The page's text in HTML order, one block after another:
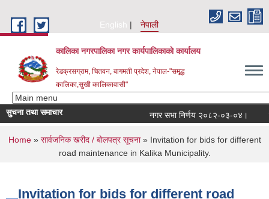
English
नेपाली
कालिका नगरपालिका नगर कार्यपालिकाकाे कार्यालय
रेडक्रसग्राम, चितवन, बागमती प्रदेश, नेपाल-"समृद्ध
कालिका,सुखी कालिकावासी"
सुचना तथा समाचार नगर सभा निर्णय २०८२-०३-०४।
You are here
Home» सार्वजनिक खरीद / बाेलपत्र सूचना» Invitation for bids for different
road maintenance in Kalika Municipality.
Invitation for bids for different road